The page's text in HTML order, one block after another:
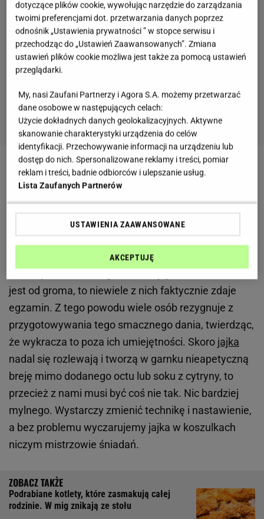
Zobacz wideoJajko mollet na dwa sposoby. Spróbuj
przed seansem filmu "Johnny"!
Przygotuj sobie folię spożywczą i olej roślinny. Tyle
wystarczy, by wyczarować cuda
jest od groma, to niewiele z nich faktycznie zdaje
egzamin. Z tego powodu wiele osób rezygnuje z
przygotowywania tego smacznego dania, twierdząc,
że wykracza to poza ich umiejętności. Skoro jajka
nadal się rozlewają i tworzą w garnku nieapetyczną
breję mimo dodanego octu lub soku z cytryny, to
przecież z nami musi być coś nie tak. Nic bardziej
mylnego. Wystarczy zmienić technikę i nastawienie,
a bez problemu wyczarujemy jajka w koszulkach
niczym mistrzowie śniadań.
Podrabiane kotlety, które zasmakują całej
rodzinie. W mig znikają ze stołu
dotyczące plików cookie, wywołując narzędzie do zarządzania
twoimi preferencjami dot. przetwarzania danych poprzez
odnośnik „Ustawienia prywatności ” w stopce serwisu i
przechodząc do „Ustawień Zaawansowanych”. Zmiana
ustawień plików cookie możliwa jest także za pomocą ustawień
przeglądarki.
My, nasi Zaufani Partnerzy i Agora S.A. możemy przetwarzać
dane osobowe w następujących celach:
Użycie dokładnych danych geolokalizacyjnych. Aktywne
skanowanie charakterystyki urządzenia do celów
identyfikacji. Przechowywanie informacji na urządzeniu lub
dostęp do nich. Spersonalizowane reklamy i treści, pomiar
reklam i treści, badnie odbiorców i ulepszanie usług.
Lista Zaufanych Partnerów
USTAWIENIA ZAAWANSOWANE
AKCEPTUJĘ